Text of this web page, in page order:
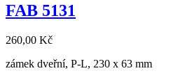
FAB 5131
260,00 Kč
zámek dveřní, P-L, 230 x 63 mm